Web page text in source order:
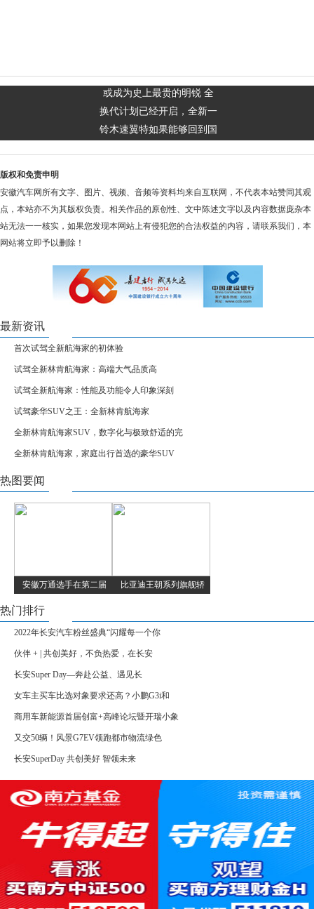
或成为史上最贵的明锐 全
换代计划已经开启，全新一
铃木速翼特如果能够回到国
版权和免责申明
安徽汽车网所有文字、图片、视频、音频等资料均来自互联网，不代表本站赞同其观
点，本站亦不为其版权负责。相关作品的原创性、文中陈述文字以及内容数据庞杂本
站无法一一核实，如果您发现本网站上有侵犯您的合法权益的内容，请联系我们，本
网站将立即予以删除！
最新资讯
首次试驾全新航海家的初体验
试驾全新林肯航海家：高端大气品质高
试驾全新航海家：性能及功能令人印象深刻
试驾豪华SUV之王：全新林肯航海家
全新林肯航海家SUV，数字化与极致舒适的完
全新林肯航海家，家庭出行首选的豪华SUV
热图要闻
安徽万通选手在第二届 比亚迪王朝系列旗舰轿
热门排行
2022年长安汽车粉丝盛典“闪耀每一个你
伙伴 + | 共创美好，不负热爱，在长安
长安Super Day—奔赴公益、遇见长
女车主买车比选对象要求还高？小鹏G3i和
商用车新能源首届创富+高峰论坛暨开瑞小象
又交50辆！风景G7EV领跑都市物流绿色
长安SuperDay 共创美好 智领未来